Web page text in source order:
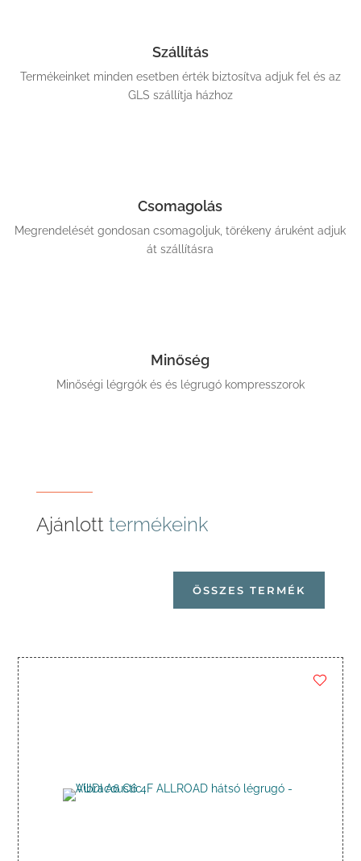
Szállítás
Termékeinket minden esetben érték biztosítva adjuk fel és az
GLS szállítja házhoz
Csomagolás
Megrendelését gondosan csomagoljuk, törékeny áruként adjuk
át szállításra
Minőség
Minőségi légrgók és és légrugó kompresszorok
Ajánlott termékeink
ÖSSZES TERMÉK